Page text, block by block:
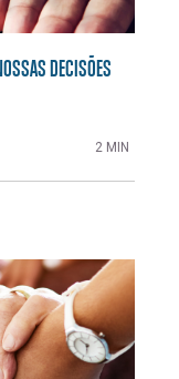
DECISÕES
2 MIN